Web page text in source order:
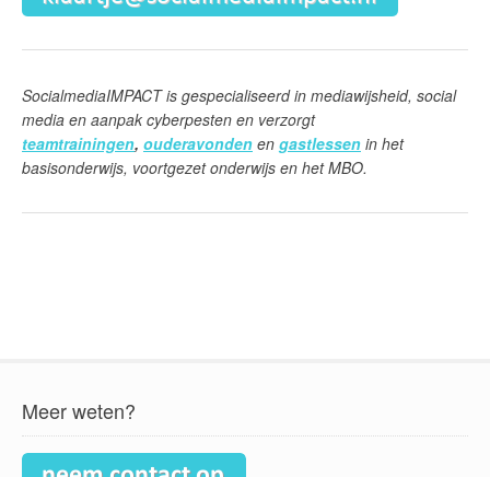
SocialmediaIMPACT is gespecialiseerd in mediawijsheid, social
media en aanpak cyberpesten en verzorgt
teamtrainingen, ouderavonden en gastlessen in het
basisonderwijs, voortgezet onderwijs en het MBO.
Meer weten?